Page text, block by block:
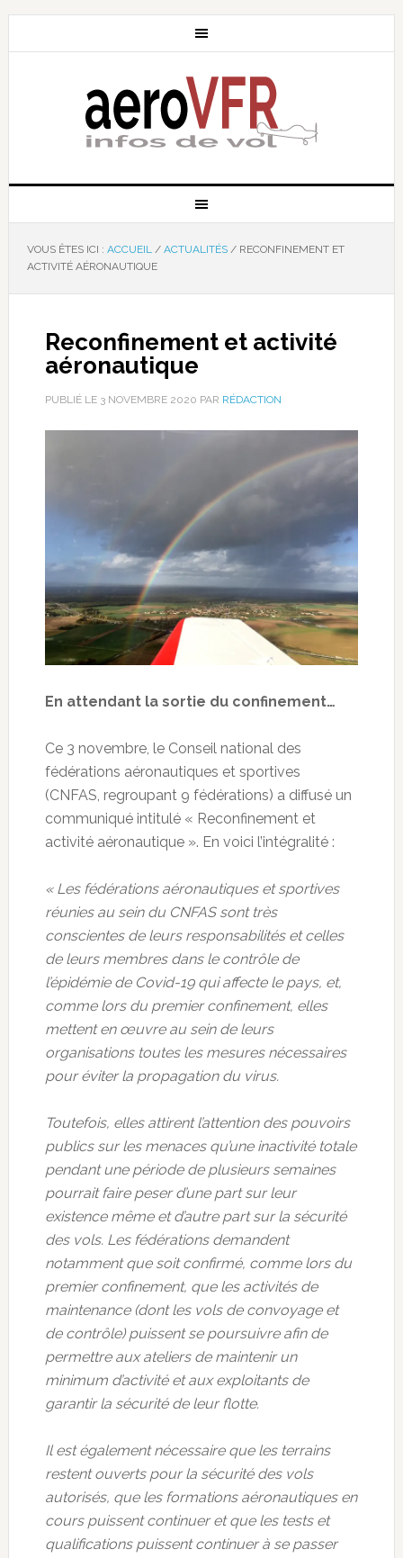
VOUS ÊTES ICI : ACCUEIL / ACTUALITÉS /RECONFINEMENT ET
ACTIVITÉ AÉRONAUTIQUE
Reconfinement et activité
aéronautique
PUBLIÉ LE 3 NOVEMBRE 2020 PAR RÉDACTION
En attendant la sortie du confinement…
Ce 3 novembre, le Conseil national des
fédérations aéronautiques et sportives
(CNFAS, regroupant 9 fédérations) a diffusé un
communiqué intitulé « Reconfinement et
activité aéronautique ». En voici l’intégralité :
« Les fédérations aéronautiques et sportives
réunies au sein du CNFAS sont très
conscientes de leurs responsabilités et celles
de leurs membres dans le contrôle de
l’épidémie de Covid-19 qui affecte le pays, et,
comme lors du premier confinement, elles
mettent en œuvre au sein de leurs
organisations toutes les mesures nécessaires
pour éviter la propagation du virus.
Toutefois, elles attirent l’attention des pouvoirs
publics sur les menaces qu’une inactivité totale
pendant une période de plusieurs semaines
pourrait faire peser d’une part sur leur
existence même et d’autre part sur la sécurité
des vols. Les fédérations demandent
notamment que soit confirmé, comme lors du
premier confinement, que les activités de
maintenance (dont les vols de convoyage et
de contrôle) puissent se poursuivre afin de
permettre aux ateliers de maintenir un
minimum d’activité et aux exploitants de
garantir la sécurité de leur flotte.
Il est également nécessaire que les terrains
restent ouverts pour la sécurité des vols
autorisés, que les formations aéronautiques en
cours puissent continuer et que les tests et
qualifications puissent continuer à se passer